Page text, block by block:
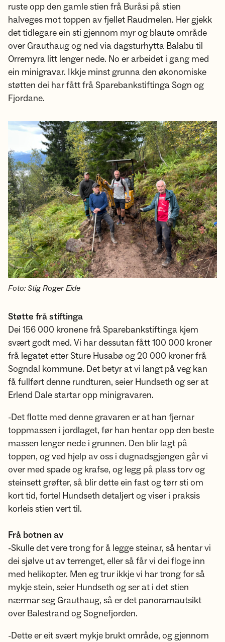
ruste opp den gamle stien frå Buråsi på stien
halveges mot toppen av fjellet Raudmelen. Her gjekk
det tidlegare ein sti gjennom myr og blaute område
over Grauthaug og ned via dagsturhytta Balabu til
Orremyra litt lenger nede. No er arbeidet i gang med
ein minigravar. Ikkje minst grunna den økonomiske
støtten dei har fått frå Sparebankstiftinga Sogn og
Fjordane.
Foto: Stig Roger Eide
Støtte frå stiftinga
Dei 156 000 kronene frå Sparebankstiftinga kjem
svært godt med. Vi har dessutan fått 100 000 kroner
frå legatet etter Sture Husabø og 20 000 kroner frå
Sogndal kommune. Det betyr at vi langt på veg kan
få fullført denne rundturen, seier Hundseth og ser at
Erlend Dale startar opp minigravaren.
-Det flotte med denne gravaren er at han fjernar
toppmassen i jordlaget, før han hentar opp den beste
massen lenger nede i grunnen. Den blir lagt på
toppen, og ved hjelp av oss i dugnadsgjengen går vi
over med spade og krafse, og legg på plass torv og
steinsett grøfter, så blir dette ein fast og tørr sti om
kort tid, fortel Hundseth detaljert og viser i praksis
korleis stien vert til.
Frå botnen av
-Skulle det vere trong for å legge steinar, så hentar vi
dei sjølve ut av terrenget, eller så får vi dei floge inn
med helikopter. Men eg trur ikkje vi har trong for så
mykje stein, seier Hundseth og ser at i det stien
nærmar seg Grauthaug, så er det panoramautsikt
over Balestrand og Sognefjorden.
-Dette er eit svært mykje brukt område, og gjennom